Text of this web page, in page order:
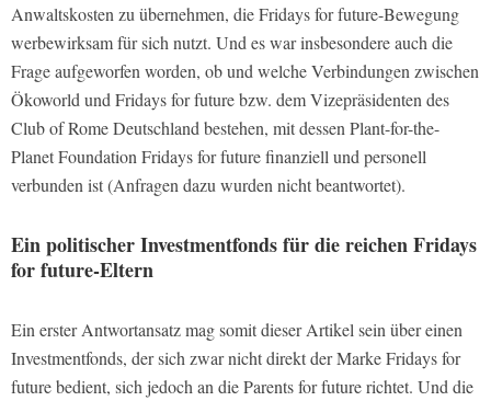
Anwaltskosten zu übernehmen, die Fridays for future-Bewegung
werbewirksam für sich nutzt. Und es war insbesondere auch die
Frage aufgeworfen worden, ob und welche Verbindungen zwischen
Ökoworld und Fridays for future bzw. dem Vizepräsidenten des
Club of Rome Deutschland bestehen, mit dessen Plant-for-the-
Planet Foundation Fridays for future finanziell und personell
verbunden ist (Anfragen dazu wurden nicht beantwortet).
Ein politischer Investmentfonds für die reichen Fridays
for future-Eltern
Ein erster Antwortansatz mag somit dieser Artikel sein über einen
Investmentfonds, der sich zwar nicht direkt der Marke Fridays for
future bedient, sich jedoch an die Parents for future richtet. Und die